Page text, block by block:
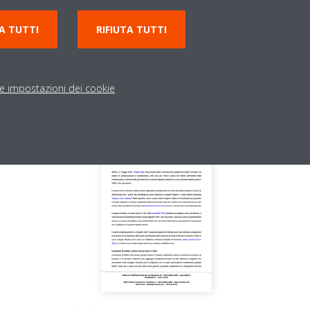
il Comunicato
TUTTI RIFIUTA TUTTI
impostazioni dei cookie